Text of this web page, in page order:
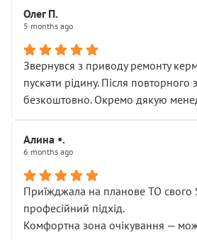
Олег П.
5 months ago
Звернувся з приводу ремонту
пускати рідину. Після
безкоштовно. Окремо дякую
Алина •.
6 months ago
Приїжджала на планове ТО свого
професійний підхід.
Комфортна зона очікування —